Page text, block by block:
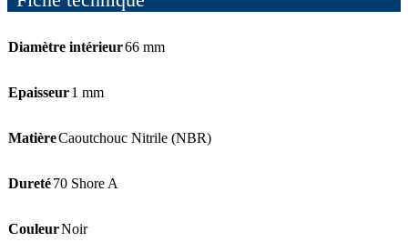
Diamètre intérieur66 mm
Epaisseur1 mm
MatièreCaoutchouc Nitrile (NBR)
Dureté70 Shore A
CouleurNoir